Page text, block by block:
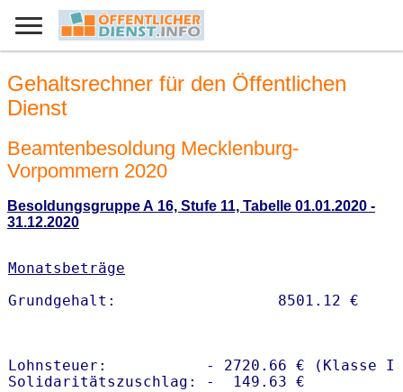
Gehaltsrechner für den Öffentlichen
Dienst
Beamtenbesoldung Mecklenburg-
Vorpommern 2020
Besoldungsgruppe A 16, Stufe 11, Tabelle 01.01.2020 -
31.12.2020
Monatsbeträge
Lohnsteuer:           - 2720.66 € (Klasse I)
Solidaritätszuschlag: -  149.63 €